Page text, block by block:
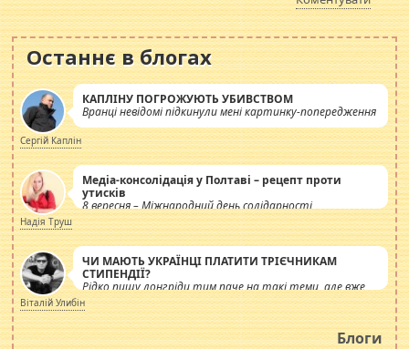
Останнє в блогах
КАПЛІНУ ПОГРОЖУЮТЬ УБИВСТВОМ
Вранці невідомі підкинули мені картинку-попередження
Сергій Каплін
Медіа-консолідація у Полтаві – рецепт проти
утисків
8 вересня – Міжнародний день солідарності
журналістів.
Надія Труш
ЧИ МАЮТЬ УКРАЇНЦІ ПЛАТИТИ ТРІЄЧНИКАМ
СТИПЕНДІЇ?
Рідко пишу лонгріди тим паче на такі теми, але вже
просто дістало! Обурюють сьогоднішні інсенуації
навколо стипендіального питання. Штучно
роздувається ще одна соціальна катастрофа.
Віталій Улибін
Блоги